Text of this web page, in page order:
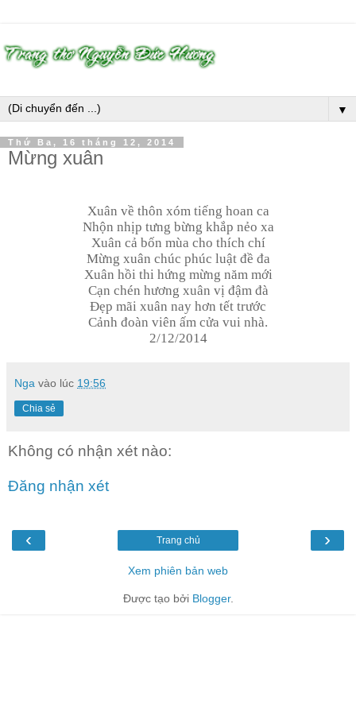
▼
Thứ Ba, 16 tháng 12, 2014
Mừng xuân
Xuân về thôn xóm tiếng hoan ca
Nhộn nhịp tưng bừng khắp nẻo xa
Xuân cả bốn mùa cho thích chí
Mừng xuân chúc phúc luật đề đa
Xuân hồi thi hứng mừng năm mới
Cạn chén hương xuân vị đậm đà
Đẹp mãi xuân nay hơn tết trước
Cảnh đoàn viên ấm cửa vui nhà.
2/12/2014
Nga vào lúc 19:56
Chia sẻ
Không có nhận xét nào:
Đăng nhận xét
‹ ›
Trang chủ
Xem phiên bản web
Được tạo bởi Blogger.